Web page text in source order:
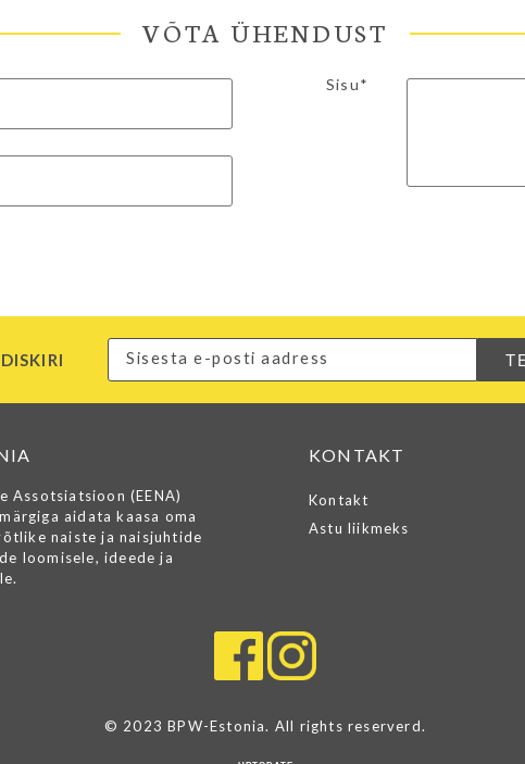
VÕTA ÜHENDUST
Sisu*
Assotsiatsioon (EENA)
aidata kaasa oma
naiste ja naisjuhtide
loomisele, ideede ja
KONTAKT
Kontakt
Astu liikmeks
© 2023 BPW-Estonia. All rights reserverd.